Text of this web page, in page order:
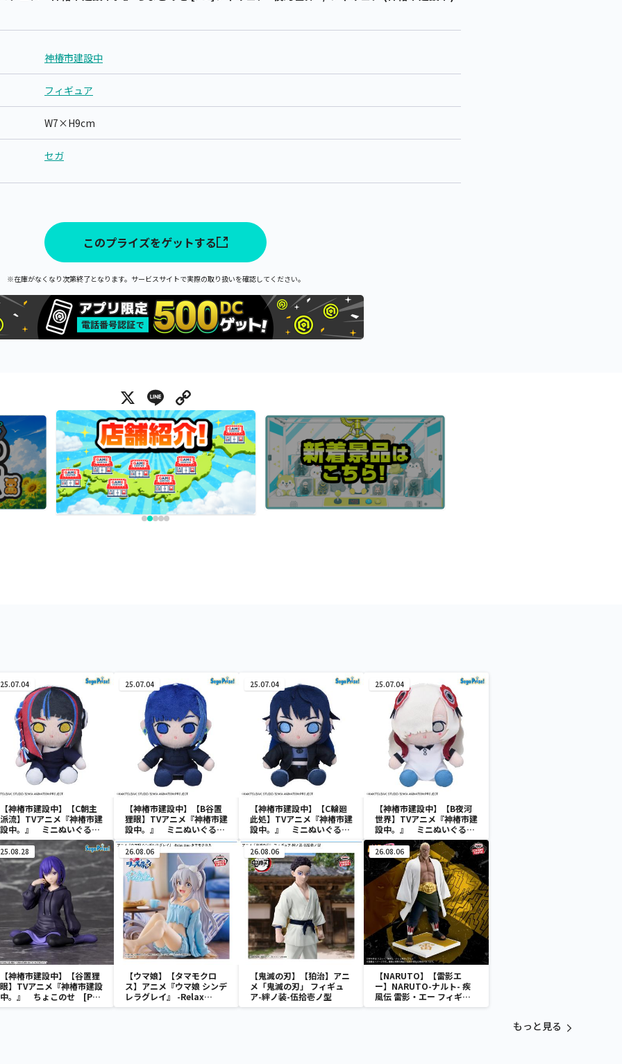
神椿市建設中
フィギュア
W7×H9cm
セガ
このプライズをゲットする
※在庫がなくなり次第終了となります。サービスサイトで実際の取り扱いを確認してください。
X Line
25.07.04
【神椿市建設中】【C朝主
派流】TVアニメ『神椿市建
設中。』 ミニぬいぐるみ
（EX）
25.07.04
【神椿市建設中】【B谷置
狸眼】TVアニメ『神椿市建
設中。』 ミニぬいぐるみ
（EX）
25.07.04
【神椿市建設中】【C輪廻
此処】TVアニメ『神椿市建
設中。』 ミニぬいぐるみ
Vol.2（EX）
25.07.04
【神椿市建設中】【B夜河
世界】TVアニメ『神椿市建
設中。』 ミニぬいぐるみ
Vol.2（EX）
25.08.28
【神椿市建設中】【谷置狸
眼】TVアニメ『神椿市建設
中。』 ちょこのせ [PM]
フィギュア“谷置狸眼”
26.08.06
【ウマ娘】【タマモクロ
ス】アニメ『ウマ娘 シンデ
レラグレイ』 -Relax
time-タマモクロス
26.08.06
【鬼滅の刃】【狛治】アニ
メ「鬼滅の刃」 フィギュ
ア-絆ノ装-伍拾壱ノ型
26.08.06
【NARUTO】【雷影エ
ー】NARUTO-ナルト- 疾
風伝 雷影・エー フィギュ
ア～五影集結…!!～
もっと見る